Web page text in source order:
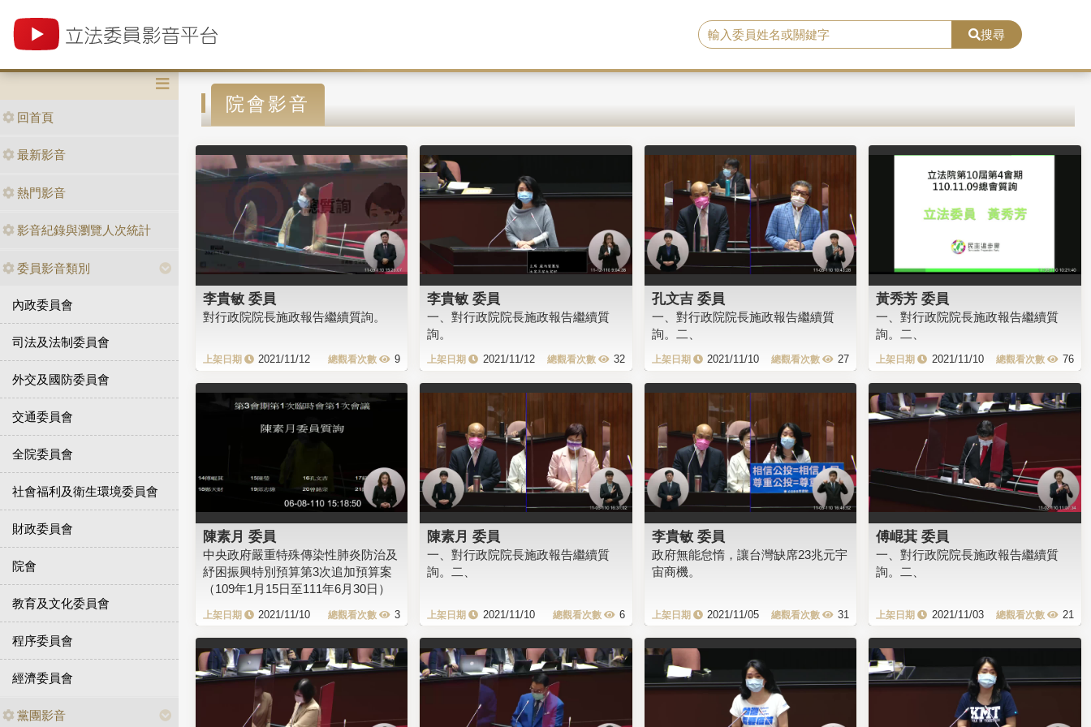
搜尋
回首頁
最新影音
熱門影音
影音紀錄與瀏覽人次統計
委員影音類別
內政委員會
司法及法制委員會
外交及國防委員會
交通委員會
全院委員會
社會福利及衛生環境委員會
財政委員會
院會
教育及文化委員會
程序委員會
經濟委員會
黨團影音
院會影音
李貴敏 委員
對行政院院長施政報告繼續質詢。
2021/11/12 9
李貴敏 委員
一、對行政院院長施政報告繼續質
詢。
2021/11/12 32
孔文吉 委員
一、對行政院院長施政報告繼續質
詢。二、
2021/11/10 27
黃秀芳 委員
一、對行政院院長施政報告繼續質
詢。二、
2021/11/10 76
陳素月 委員
中央政府嚴重特殊傳染性肺炎防治及
紓困振興特別預算第3次追加預算案
（109年1月15日至111年6月30日）
2021/11/10 3
陳素月 委員
一、對行政院院長施政報告繼續質
詢。二、
2021/11/10 6
李貴敏 委員
政府無能怠惰，讓台灣缺席23兆元宇
宙商機。
2021/11/05 31
傅崐萁 委員
一、對行政院院長施政報告繼續質
詢。二、
2021/11/03 21